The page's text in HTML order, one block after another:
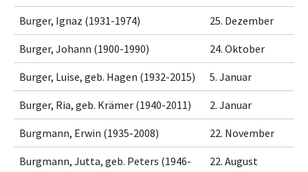
Burger, Ignaz (1931-1974) 25. Dezember
Burger, Johann (1900-1990) 24. Oktober
Burger, Luise, geb. Hagen (1932-2015) 5. Januar
Burger, Ria, geb. Krämer (1940-2011) 2. Januar
Burgmann, Erwin (1935-2008) 22. November
Burgmann, Jutta, geb. Peters (1946-
22. August